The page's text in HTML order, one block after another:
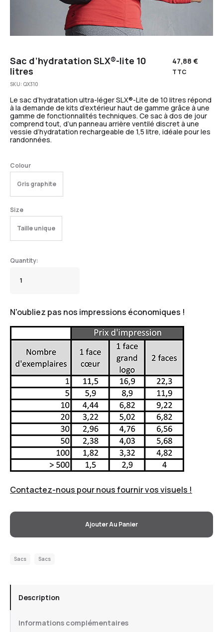
Sac d’hydratation SLX®-lite 10
litres
47,88 €
TTC
SKU: QX310
Le sac d’hydratation ultra-léger SLX®-Lite de 10 litres répond
à la demande de kits d’extérieur haut de gamme grâce à une
gamme de fonctionnalités techniques. Ce sac à dos de jour
comprend tout, d’un panneau arrière ventilé discret à une
vessie d’hydratation rechargeable de 1,5 litre, idéale pour les
randonnées.
Colour
Gris graphite
Size
Taille unique
N'oubliez pas nos impressions économiques !
Contactez-nous pour nous fournir vos visuels !
Ajouter Au Panier
Sacs Sacs
Description
Informations complémentaires